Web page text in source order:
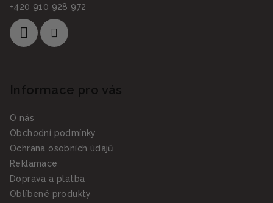
+420 910 928 972
Informace pro vás
O nás
Obchodní podmínky
Ochrana osobních údajů
Reklamace
Doprava a platba
Oblíbené produkty